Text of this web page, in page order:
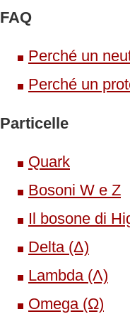
FAQ
Perché un
Perché un
Particelle
Quark
Bosoni W e Z
Il bosone di
Delta (Δ)
Lambda (Λ)
Omega (Ω)